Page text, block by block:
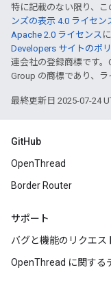
特に記載のない限り、
ンズの表示 4.0 ライセン
Apache 2.0 ライセンス
Developers サイトのポ
連会社の登録商標です。
Group の商標であり、ラ
最終更新日 2025-07-24
GitHub
OpenThread
Border Router
サポート
バグと機能のリクエス
OpenThread に関する